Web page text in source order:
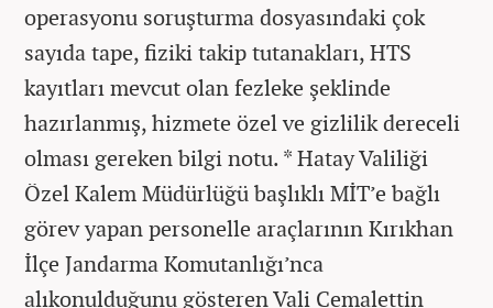
operasyonu soruşturma dosyasındaki çok
sayıda tape, fiziki takip tutanakları, HTS
kayıtları mevcut olan fezleke şeklinde
hazırlanmış, hizmete özel ve gizlilik dereceli
olması gereken bilgi notu. * Hatay Valiliği
Özel Kalem Müdürlüğü başlıklı MİT’e bağlı
görev yapan personelle araçlarının Kırıkhan
İlçe Jandarma Komutanlığı’nca
alıkonulduğunu gösteren Vali Cemalettin